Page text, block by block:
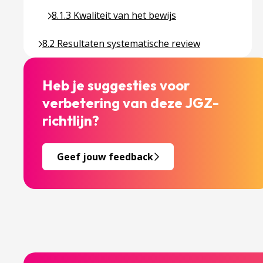
8.1.3 Kwaliteit van het bewijs
Ga naar pagina over 8.1.3 Kwaliteit van het bewijs
8.2 Resultaten systematische review
Ga naar pagina over 8.2 Resultaten systematische
Heb je suggesties voor
verbetering van deze JGZ-
richtlijn?
Geef jouw feedback